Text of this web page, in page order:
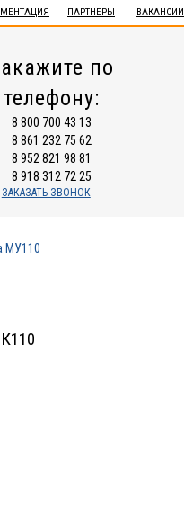
ПАРТНЕРЫ ВАКАНСИИ
по
телефону:
8 800 700 43 13
8 861 232 75 62
8 952 821 98 81
8 918 312 72 25
ЗАКАЗАТЬ ЗВОНОК
МУ110